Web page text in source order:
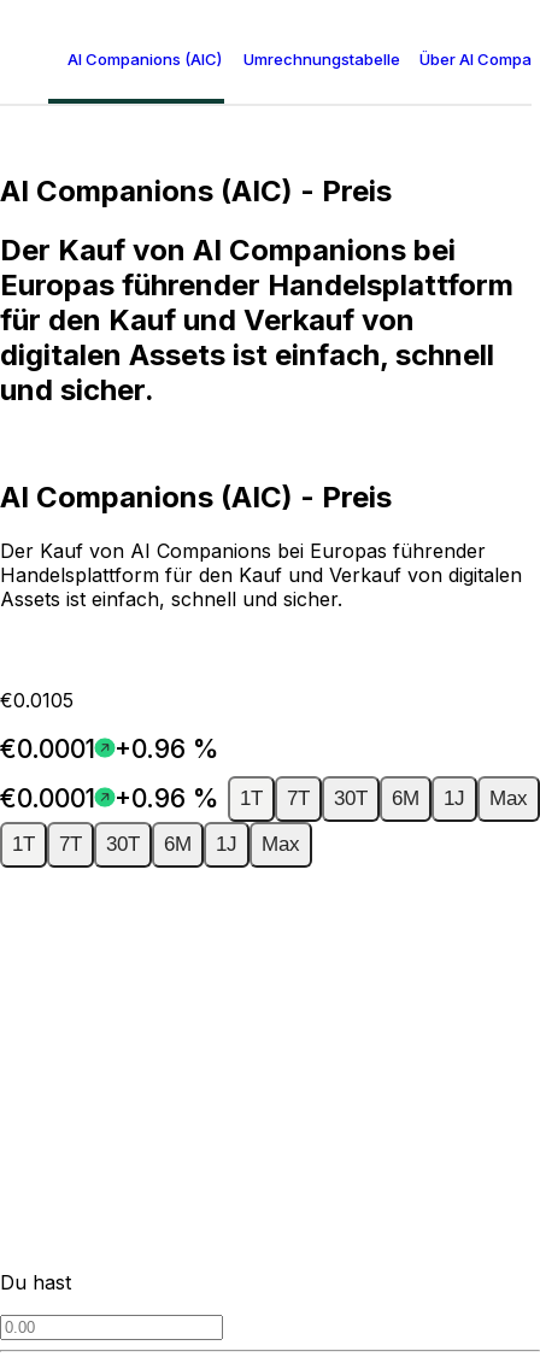
AI Companions (AIC) - PreisUmrechnungstabelle für AIÜber AI
AI Companions (AIC) - Preis
Der Kauf von AI Companions bei
Europas führender Handelsplattform
für den Kauf und Verkauf von
digitalen Assets ist einfach, schnell
und sicher.
AI Companions (AIC) - Preis
Der Kauf von AI Companions bei Europas führender
Handelsplattform für den Kauf und Verkauf von digitalen
Assets ist einfach, schnell und sicher.
€0.0105
€0.0001
+0.96 %
€0.0001
+0.96 % 1T 7T 30T 6M 1J
Max
1T
7T 30T 6M 1J Max
Du hast